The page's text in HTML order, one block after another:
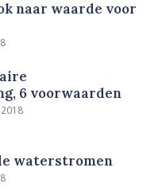
naar waarde voor
6 voorwaarden
waterstromen